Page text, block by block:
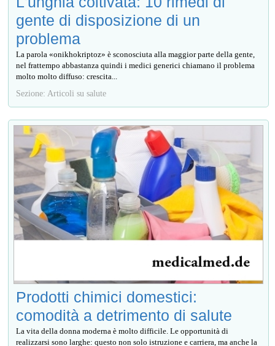
gente di disposizione di un
problema
La parola «onikhokriptoz» è sconosciuta alla maggior parte della gente,
nel frattempo abbastanza quindi i medici generici chiamano il problema
molto molto diffuso: crescita...
Sezione: Articoli su salute
Prodotti chimici domestici:
comodità a detrimento di salute
La vita della donna moderna è molto difficile. Le opportunità di
realizzarsi sono larghe: questo non solo istruzione e carriera, ma anche la